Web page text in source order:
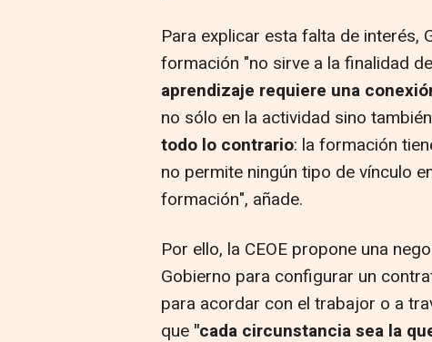
Para explicar esta falta de interés,
formación "no sirve a la finalidad
aprendizaje requiere una
no sólo en la actividad sino
todo lo contrario: la formación
no permite ningún tipo de vínculo
formación", añade.
Por ello, la CEOE propone una
Gobierno para configurar un
para acordar con el trabajor o a
que "cada circunstancia sea la